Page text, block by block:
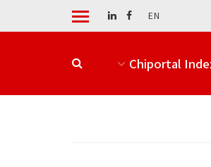
EN
Chiportal